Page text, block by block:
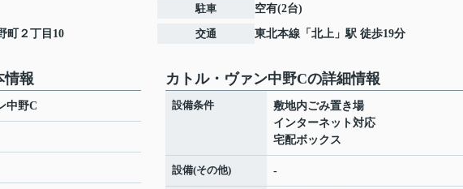
町 ２丁目10
駐車 空有(2台)
交通 東北本線 「 北上 」駅 徒歩19分
情報
中野C
カトル・ヴァン中野Cの詳細情報
設備条件
敷地内ごみ置き場
インターネット対応
宅配ボックス
設備(その他) -